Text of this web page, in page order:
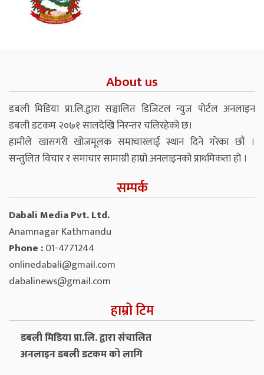
About us
डबली मिडिया प्रा.लि.द्वारा सञ्चालित डिजिटल न्युज पोर्टल अनलाइन
डबली डटकम २०७१ सालदेखि निरन्तर चलिरहेको छ।
हामीले खासगरी खोजमूलक समाचारलाई स्थान दिने गरेका छौं ।
सन्तुलित विचार र समाचार सामाग्री हाम्रो अनलाइनको प्राथमिकता हो ।
सम्पर्क
Dabali Media Pvt. Ltd.
Anamnagar Kathmandu
Phone :01-4771244
onlinedabali@gmail.com
dabalinews@gmail.com
हाम्रो टिम
डबली मिडिया प्रा.लि. द्वारा संचालित
अनलाइन डबली डटकम को लागि